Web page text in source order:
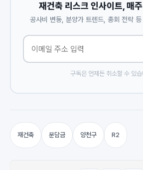
재건축 리스크 인사이트, 매
공사비 변동, 분양가 트렌드, 총회 전략
구독은 언제든 취소할 수 있
재건축 분담금 양천구 R2